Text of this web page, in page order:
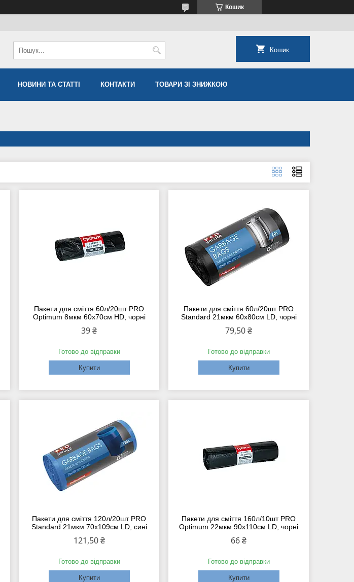
Кошик
Кошик
НОВИНИ ТА СТАТТІ КОНТАКТИ ТОВАРИ ЗІ ЗНИЖКОЮ
Пакети для сміття 60л/20шт PRO
Optimum 8мкм 60х70см HD, чорні
39 ₴
Готово до відправки
Купити
Пакети для сміття 60л/20шт PRO
Standard 21мкм 60х80см LD, чорні
79,50 ₴
Готово до відправки
Купити
Пакети для сміття 120л/20шт PRO
Standard 21мкм 70х109см LD, сині
121,50 ₴
Готово до відправки
Купити
Пакети для сміття 160л/10шт PRO
Optimum 22мкм 90х110см LD, чорні
66 ₴
Готово до відправки
Купити